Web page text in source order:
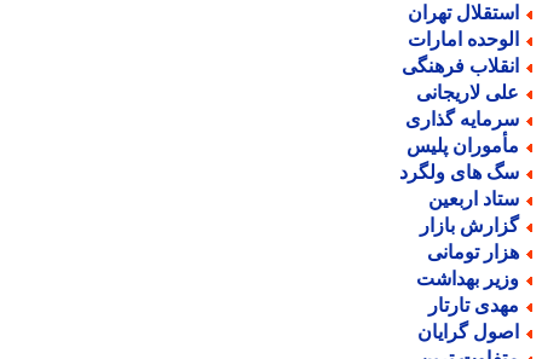
تهران
امارات
فرهنگی
لاریجانی
گذاری
پلیس
های ولگرد
اربعین
بازار
تومانی
بهداشت
تارتار
گرایان